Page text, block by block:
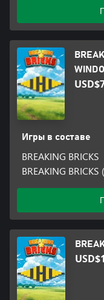
Игры в составе
BREAKING BRICKS
BREAKING